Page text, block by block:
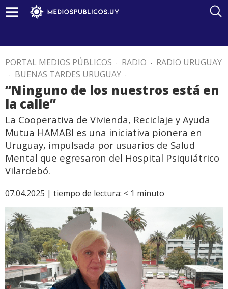
PORTAL MEDIOS PÚBLICOS . RADIO . RADIO URUGUAY
. BUENAS TARDES URUGUAY .
“Ninguno de los nuestros está en
la calle”
La Cooperativa de Vivienda, Reciclaje y Ayuda
Mutua HAMABI es una iniciativa pionera en
Uruguay, impulsada por usuarios de Salud
Mental que egresaron del Hospital Psiquiátrico
Vilardebó.
07.04.2025 | tiempo de lectura: < 1 minuto